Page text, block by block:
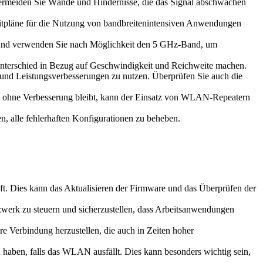
Sie Wände und Hindernisse, die das Signal abschwächen
für die Nutzung von bandbreitenintensiven Anwendungen
verwenden Sie nach Möglichkeit den 5 GHz-Band, um
in Bezug auf Geschwindigkeit und Reichweite machen.
Leistungsverbesserungen zu nutzen. Überprüfen Sie auch die
Verbesserung bleibt, kann der Einsatz von WLAN-Repeatern
alle fehlerhaften Konfigurationen zu beheben.
Dies kann das Aktualisieren der Firmware und das Überprüfen der
zu steuern und sicherzustellen, dass Arbeitsanwendungen
Verbindung herzustellen, die auch in Zeiten hoher
falls das WLAN ausfällt. Dies kann besonders wichtig sein,